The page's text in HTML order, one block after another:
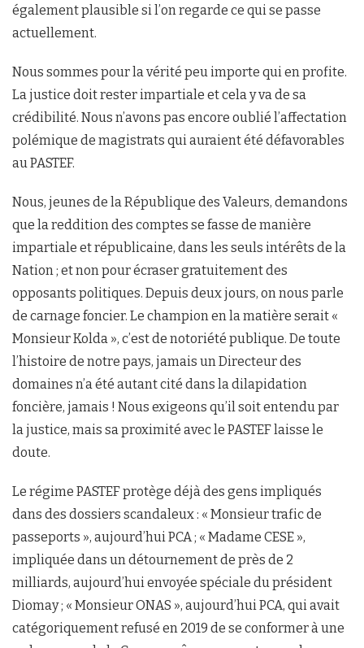
également plausible si l’on regarde ce qui se passe
actuellement.
Nous sommes pour la vérité peu importe qui en profite.
La justice doit rester impartiale et cela y va de sa
crédibilité. Nous n’avons pas encore oublié l’affectation
polémique de magistrats qui auraient été défavorables
au PASTEF.
Nous, jeunes de la République des Valeurs, demandons
que la reddition des comptes se fasse de manière
impartiale et républicaine, dans les seuls intérêts de la
Nation ; et non pour écraser gratuitement des
opposants politiques. Depuis deux jours, on nous parle
de carnage foncier. Le champion en la matière serait «
Monsieur Kolda », c’est de notoriété publique. De toute
l’histoire de notre pays, jamais un Directeur des
domaines n’a été autant cité dans la dilapidation
foncière, jamais ! Nous exigeons qu’il soit entendu par
la justice, mais sa proximité avec le PASTEF laisse le
doute.
Le régime PASTEF protège déjà des gens impliqués
dans des dossiers scandaleux : « Monsieur trafic de
passeports », aujourd’hui PCA ; « Madame CESE »,
impliquée dans un détournement de près de 2
milliards, aujourd’hui envoyée spéciale du président
Diomay ; « Monsieur ONAS », aujourd’hui PCA, qui avait
catégoriquement refusé en 2019 de se conformer à une